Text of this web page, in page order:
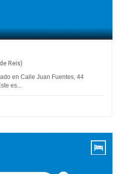
Reis)
en Calle Juan Fuentes, 44
es...